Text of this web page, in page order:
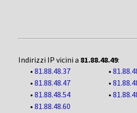
Indirizzi IP vicini a 81.88.48.49:
• 81.88.48.37 •
• 81.88.48.47 •
• 81.88.48.54 •
• 81.88.48.60